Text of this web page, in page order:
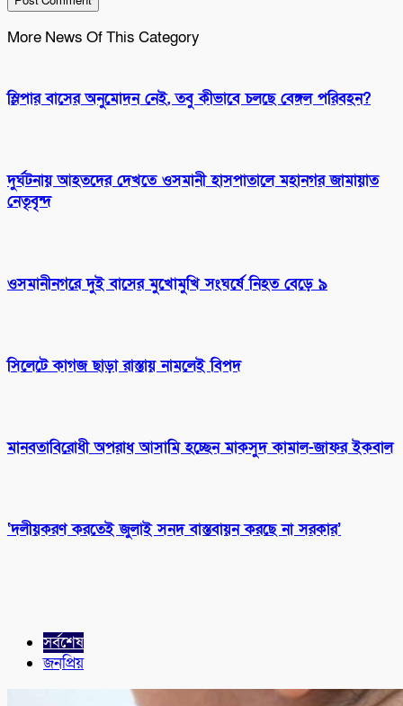
More News Of This Category
স্লিপার বাসের অনুমোদন নেই, তবু কীভাবে চলছে বেঙ্গল পরিবহন?
দুর্ঘটনায় আহতদের দেখতে ওসমানী হাসপাতালে মহানগর জামায়াত
নেতৃবৃন্দ
ওসমানীনগরে দুই বাসের মুখোমুখি সংঘর্ষে নিহত বেড়ে ৯
সিলেটে কাগজ ছাড়া রাস্তায় নামলেই বিপদ
মানবতাবিরোধী অপরাধ আসামি হচ্ছেন মাকসুদ কামাল-জাফর ইকবাল
‘দলীয়করণ করতেই জুলাই সনদ বাস্তবায়ন করছে না সরকার’
সর্বশেষ
জনপ্রিয়